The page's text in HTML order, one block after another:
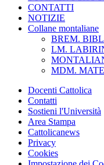
CONTATTI
NOTIZIE
Collane montaliane
BREM.
LM.
MDM.
Docenti Cattolica
Contatti
Sostieni l'Università
Area Stampa
Cattolicanews
Privacy
Cookies